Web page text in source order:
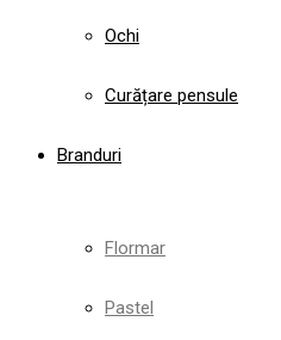
Ochi
Curățare pensule
Branduri
Flormar
Pastel